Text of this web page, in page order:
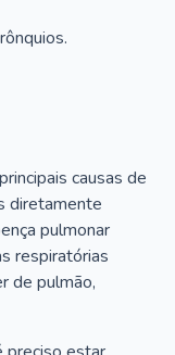
causas de
diretamente
pulmonar
respiratórias
de pulmão,